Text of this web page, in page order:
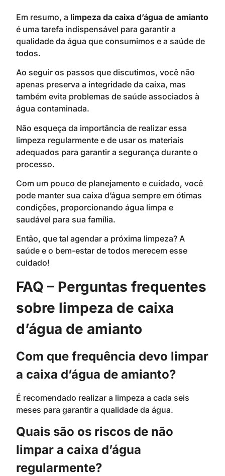
Em resumo, a limpeza da caixa d’água de amianto
é uma tarefa indispensável para garantir a
qualidade da água que consumimos e a saúde de
todos.
Ao seguir os passos que discutimos, você não
apenas preserva a integridade da caixa, mas
também evita problemas de saúde associados à
água contaminada.
Não esqueça da importância de realizar essa
limpeza regularmente e de usar os materiais
adequados para garantir a segurança durante o
processo.
Com um pouco de planejamento e cuidado, você
pode manter sua caixa d’água sempre em ótimas
condições, proporcionando água limpa e
saudável para sua família.
Então, que tal agendar a próxima limpeza? A
saúde e o bem-estar de todos merecem esse
cuidado!
FAQ – Perguntas frequentes
sobre limpeza de caixa
d’água de amianto
Com que frequência devo limpar
a caixa d’água de amianto?
É recomendado realizar a limpeza a cada seis
meses para garantir a qualidade da água.
Quais são os riscos de não
limpar a caixa d’água
regularmente?